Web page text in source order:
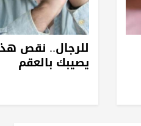
للرجال.. نقص
يصيبك بالعقم